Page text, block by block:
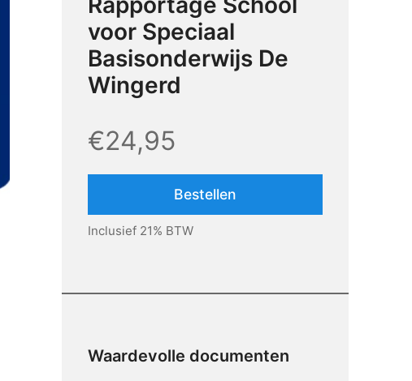
voor Speciaal
Basisonderwijs De
Wingerd
€24,95
Bestellen
Inclusief 21% BTW
Waardevolle documenten